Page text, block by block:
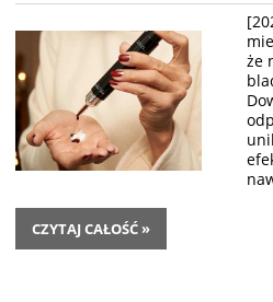
że
CZYTAJ CAŁOŚĆ »